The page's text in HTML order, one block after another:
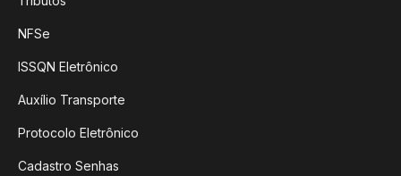
NFSe
ISSQN Eletrônico
Auxílio Transporte
Protocolo Eletrônico
Cadastro Senhas